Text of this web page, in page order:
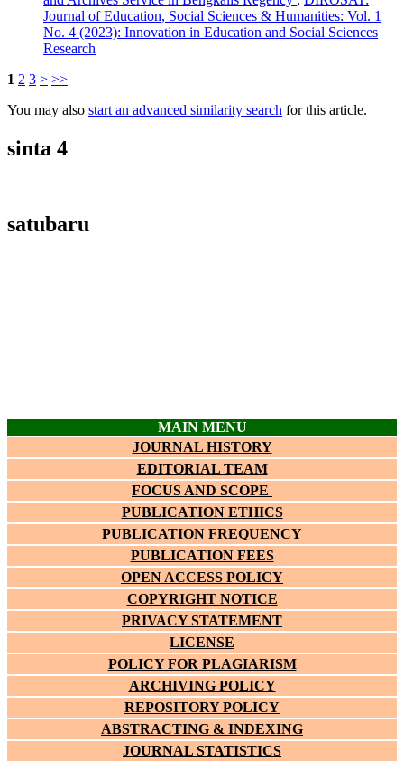
Journal of Education, Social Sciences & Humanities: Vol. 1
No. 4 (2023): Innovation in Education and Social Sciences
Research
1 2 3 > >>
You may also start an advanced similarity search for this article.
sinta 4
satubaru
MAIN MENU
JOURNAL HISTORY
EDITORIAL TEAM
FOCUS AND SCOPE
PUBLICATION ETHICS
PUBLICATION FREQUENCY
PUBLICATION FEES
OPEN ACCESS POLICY
COPYRIGHT NOTICE
PRIVACY STATEMENT
LICENSE
POLICY FOR PLAGIARISM
ARCHIVING POLICY
REPOSITORY POLICY
ABSTRACTING & INDEXING
JOURNAL STATISTICS